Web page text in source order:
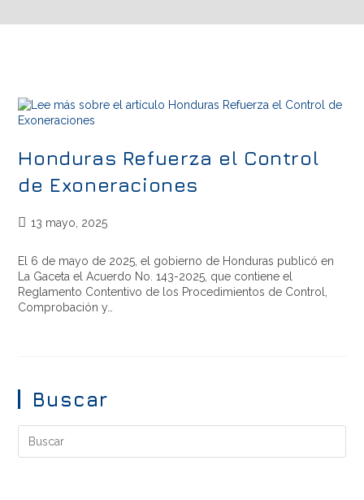
Honduras Refuerza el Control
de Exoneraciones
13 mayo, 2025
El 6 de mayo de 2025, el gobierno de Honduras publicó en
La Gaceta el Acuerdo No. 143-2025, que contiene el
Reglamento Contentivo de los Procedimientos de Control,
Comprobación y…
Buscar